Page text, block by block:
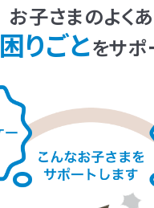
お子さまのよく
困りごとをサポ